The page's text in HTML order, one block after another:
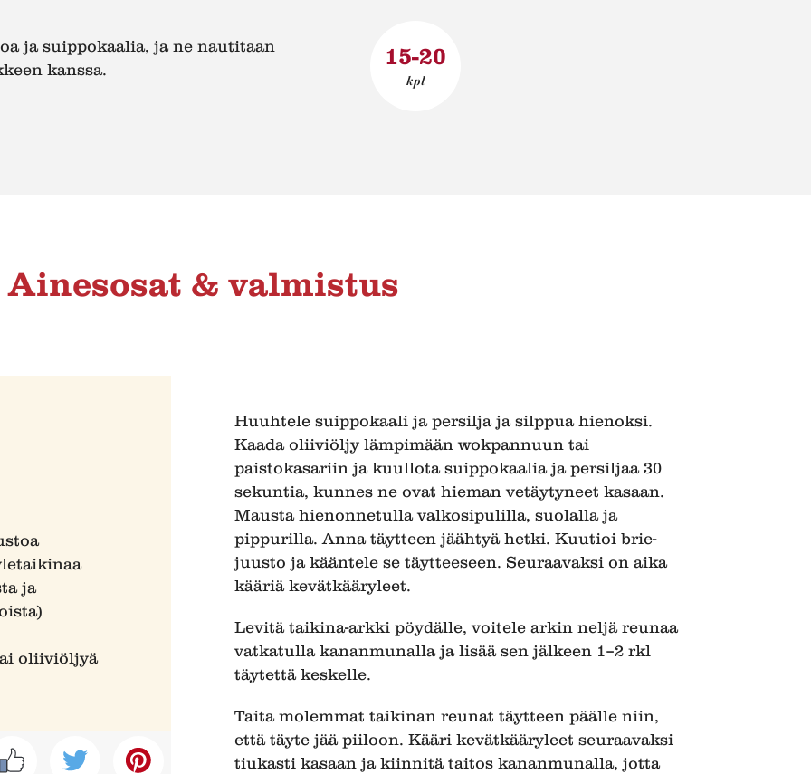
ja suippokaalia, ja ne nautitaan
kanssa.
15-20
kpl
Ainesosat & valmistus
ja
oliiviöljyä
Huuhtele suippokaali ja persilja ja silppua hienoksi.
Kaada oliiviöljy lämpimään wokpannuun tai
paistokasariin ja kuullota suippokaalia ja persiljaa 30
sekuntia, kunnes ne ovat hieman vetäytyneet kasaan.
Mausta hienonnetulla valkosipulilla, suolalla ja
pippurilla. Anna täytteen jäähtyä hetki. Kuutioi brie-
juusto ja kääntele se täytteeseen. Seuraavaksi on aika
kääriä kevätkääryleet.
Levitä taikina-arkki pöydälle, voitele arkin neljä reunaa
vatkatulla kananmunalla ja lisää sen jälkeen 1–2 rkl
täytettä keskelle.
Taita molemmat taikinan reunat täytteen päälle niin,
että täyte jää piiloon. Kääri kevätkääryleet seuraavaksi
tiukasti kasaan ja kiinnitä taitos kananmunalla, jotta